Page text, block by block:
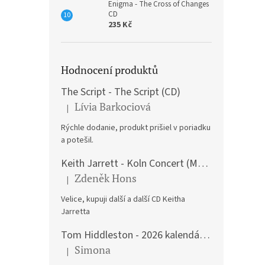
Enigma - The Cross of Changes
CD
235 Kč
Hodnocení produktů
The Script - The Script (CD)
Hodnocení produktu je 5 z 5 hvězdiček.
| Lívia Barkociová
Rýchle dodanie, produkt prišiel v poriadku
a potešil.
Keith Jarrett - Koln Concert (Music CD)
Hodnocení produktu je 5 z 5 hvězdiček.
| Zdeněk Hons
Velice, kupuji další a další CD Keitha
Jarretta
Tom Hiddleston - 2026 kalendář A3
Hodnocení produktu je 5 z 5 hvězdiček.
| Simona